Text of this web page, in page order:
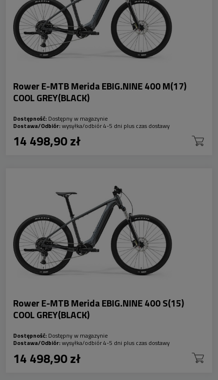
Rower E-MTB Merida EBIG.NINE 400 M(17)
COOL GREY(BLACK)
Dostępność: Dostępny w magazynie
Dostawa/Odbiór:wysyłka/odbiór 4-5 dni plus czas dostawy
14 498,90 zł
Rower E-MTB Merida EBIG.NINE 400 S(15)
COOL GREY(BLACK)
Dostępność: Dostępny w magazynie
Dostawa/Odbiór:wysyłka/odbiór 4-5 dni plus czas dostawy
14 498,90 zł